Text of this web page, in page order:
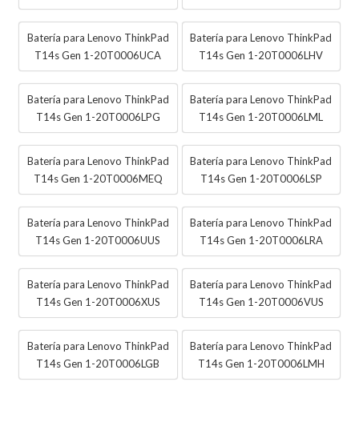
Batería para Lenovo ThinkPad
T14s Gen 1-20T0006UCA
Batería para Lenovo ThinkPad
T14s Gen 1-20T0006LHV
Batería para Lenovo ThinkPad
T14s Gen 1-20T0006LPG
Batería para Lenovo ThinkPad
T14s Gen 1-20T0006LML
Batería para Lenovo ThinkPad
T14s Gen 1-20T0006MEQ
Batería para Lenovo ThinkPad
T14s Gen 1-20T0006LSP
Batería para Lenovo ThinkPad
T14s Gen 1-20T0006UUS
Batería para Lenovo ThinkPad
T14s Gen 1-20T0006LRA
Batería para Lenovo ThinkPad
T14s Gen 1-20T0006XUS
Batería para Lenovo ThinkPad
T14s Gen 1-20T0006VUS
Batería para Lenovo ThinkPad
T14s Gen 1-20T0006LGB
Batería para Lenovo ThinkPad
T14s Gen 1-20T0006LMH